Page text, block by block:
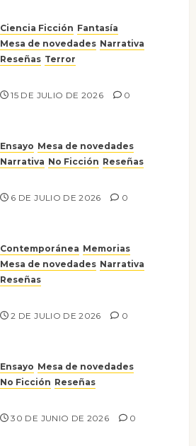
Ciencia Ficción Fantasía
Mesa de novedades Narrativa
Reseñas Terror
15 DE JULIO DE 2026 0
Ensayo Mesa de novedades
Narrativa No Ficción Reseñas
6 DE JULIO DE 2026 0
Contemporánea Memorias
Mesa de novedades Narrativa
Reseñas
2 DE JULIO DE 2026 0
Ensayo Mesa de novedades
No Ficción Reseñas
30 DE JUNIO DE 2026 0